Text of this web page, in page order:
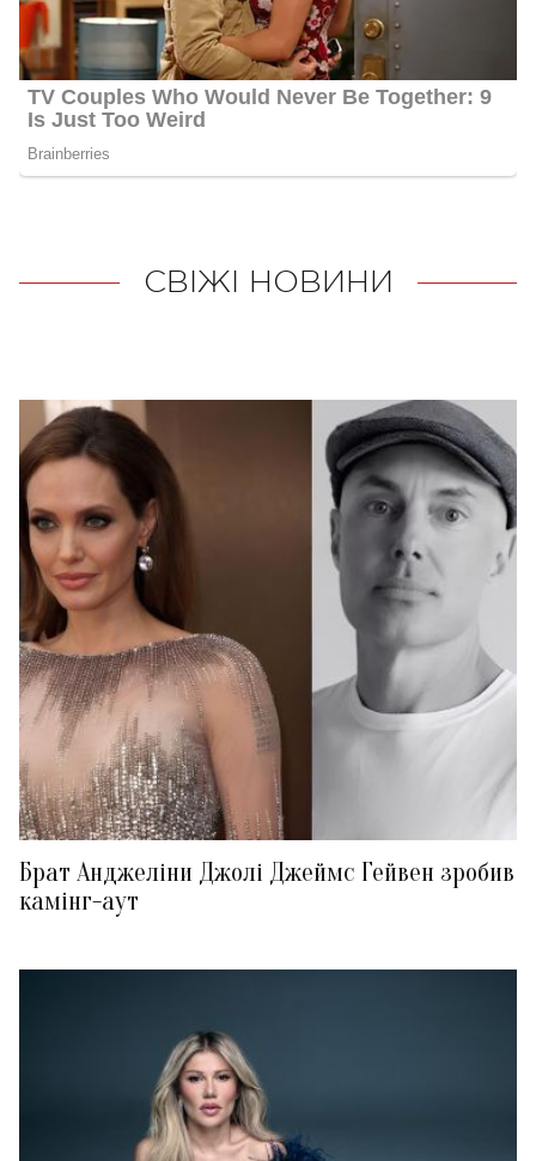
СВІЖІ НОВИНИ
Брат Анджеліни Джолі Джеймс Гейвен зробив
камінг-аут